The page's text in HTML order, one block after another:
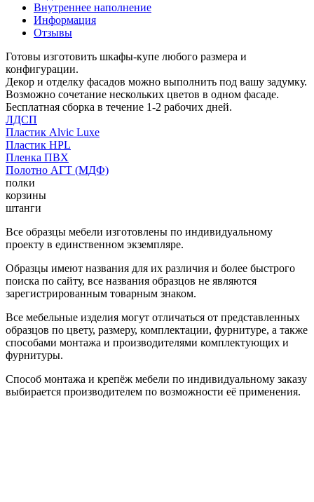
Внутреннее наполнение
Информация
Отзывы
Готовы изготовить шкафы-купе любого размера и
конфигурации.
Декор и отделку фасадов можно выполнить под вашу задумку.
Возможно сочетание нескольких цветов в одном фасаде.
Бесплатная сборка в течение 1-2 рабочих дней.
ЛДСП
Пластик Alvic Luxe
Пластик HPL
Пленка ПВХ
Полотно АГТ (МДФ)
полки
корзины
штанги
Все образцы мебели изготовлены по индивидуальному
проекту в единственном экземпляре.
Образцы имеют названия для их различия и более быстрого
поиска по сайту, все названия образцов не являются
зарегистрированным товарным знаком.
Все мебельные изделия могут отличаться от представленных
образцов по цвету, размеру, комплектации, фурнитуре, а также
способами монтажа и производителями комплектующих и
фурнитуры.
Способ монтажа и крепёж мебели по индивидуальному заказу
выбирается производителем по возможности её применения.